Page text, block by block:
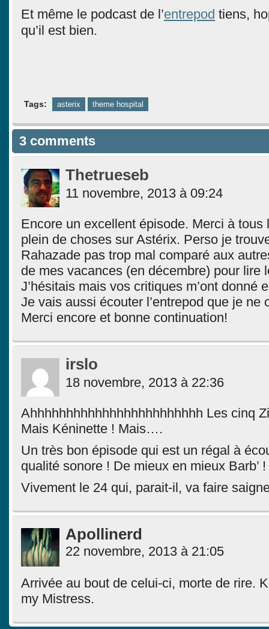
Et même le podcast de l’entrepod tiens,
qu’il est bien.
Tags: asterix theme hospital
3 comments
Thetrueseb
11 novembre, 2013 à 09:24
Encore un excellent épisode. Merci à tous
plein de choses sur Astérix. Perso je
Rahazade pas trop mal comparé aux
de mes vacances (en décembre) pour lire
J’hésitais mais vos critiques m’ont donné
Je vais aussi écouter l’entrepod que je ne
Merci encore et bonne continuation!
irslo
18 novembre, 2013 à 22:36
Ahhhhhhhhhhhhhhhhhhhhhhhh Les cinq
Mais Kéninette ! Mais….
Un très bon épisode qui est un régal à
qualité sonore ! De mieux en mieux Barb’ !
Vivement le 24 qui, parait-il, va faire
Apollinerd
22 novembre, 2013 à 21:05
Arrivée au bout de celui-ci, morte de rire.
my Mistress.